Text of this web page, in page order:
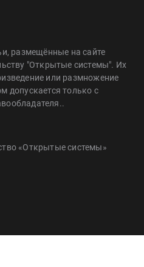
размещённые на сайте
"Открытые системы". Их
или размножение
допускается только с
«Открытые системы»